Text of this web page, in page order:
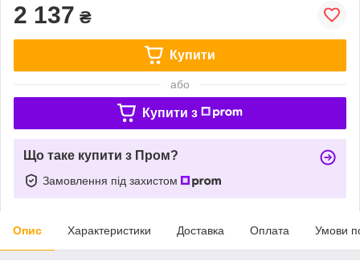
2 137 ₴
Купити
або
Купити з
Що таке купити з Пром?
Замовлення під захистом
Опис Характеристики Доставка Оплата Умови